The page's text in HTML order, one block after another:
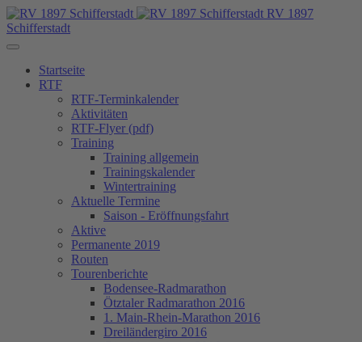
RV 1897
Schifferstadt
Startseite
RTF
RTF-Terminkalender
Aktivitäten
RTF-Flyer (pdf)
Training
Training allgemein
Trainingskalender
Wintertraining
Aktuelle Termine
Saison - Eröffnungsfahrt
Aktive
Permanente 2019
Routen
Tourenberichte
Bodensee-Radmarathon
Ötztaler Radmarathon 2016
1. Main-Rhein-Marathon 2016
Dreiländergiro 2016